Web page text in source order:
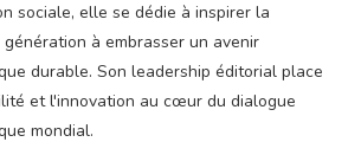
sociale, elle se dédie à inspirer la
à embrasser un avenir
durable. Son leadership éditorial place
et l'innovation au cœur du dialogue
mondial.